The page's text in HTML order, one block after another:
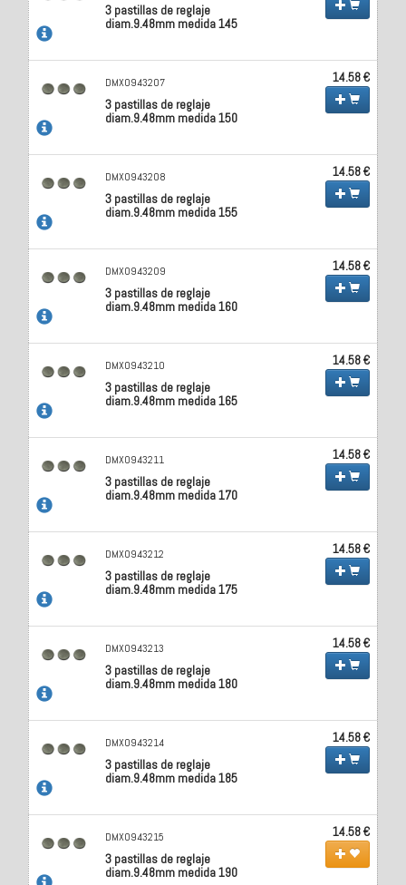
3 pastillas de reglaje
diam.9.48mm medida 145
DMX0943207
3 pastillas de reglaje
diam.9.48mm medida 150
14.58 €
DMX0943208
3 pastillas de reglaje
diam.9.48mm medida 155
14.58 €
DMX0943209
3 pastillas de reglaje
diam.9.48mm medida 160
14.58 €
DMX0943210
3 pastillas de reglaje
diam.9.48mm medida 165
14.58 €
DMX0943211
3 pastillas de reglaje
diam.9.48mm medida 170
14.58 €
DMX0943212
3 pastillas de reglaje
diam.9.48mm medida 175
14.58 €
DMX0943213
3 pastillas de reglaje
diam.9.48mm medida 180
14.58 €
DMX0943214
3 pastillas de reglaje
diam.9.48mm medida 185
14.58 €
DMX0943215
3 pastillas de reglaje
diam.9.48mm medida 190
14.58 €